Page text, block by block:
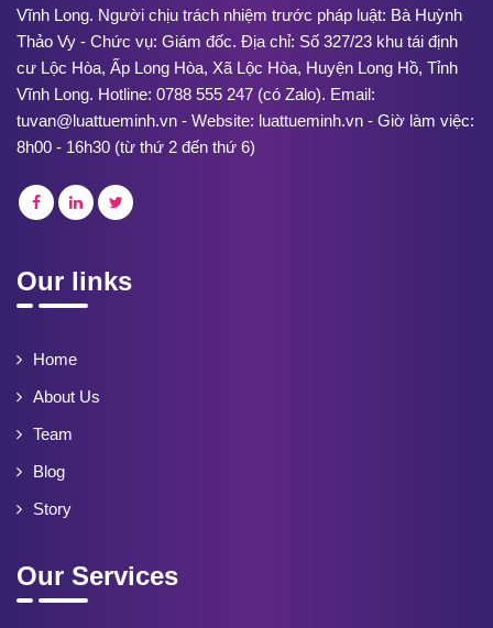
Vĩnh Long. Người chịu trách nhiệm trước pháp luật: Bà Huỳnh
Thảo Vy - Chức vụ: Giám đốc. Địa chỉ: Số 327/23 khu tái định
cư Lộc Hòa, Ấp Long Hòa, Xã Lộc Hòa, Huyện Long Hồ, Tỉnh
Vĩnh Long. Hotline: 0788 555 247 (có Zalo). Email:
tuvan@luattueminh.vn - Website: luattueminh.vn - Giờ làm việc:
8h00 - 16h30 (từ thứ 2 đến thứ 6)
Our links
Home
About Us
Team
Blog
Story
Our Services